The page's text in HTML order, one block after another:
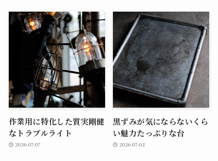
作業用に特化した質実剛健
なトラブルライト
2026-07-07
黒ずみが気にならないくら
い魅力たっぷりな台
2026-07-02